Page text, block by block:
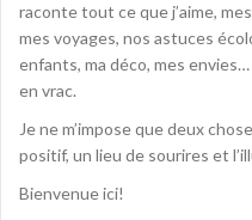
raconte tout ce que j’aime,
mes voyages, nos astuces
enfants, ma déco, mes
en vrac.
Je ne m’impose que deux
positif, un lieu de sourires et
Bienvenue ici!